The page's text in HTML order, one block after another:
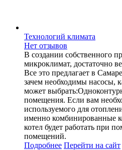
Технологий климата
Нет отзывов
В создании собственного
микроклимат, достаточно
Все это предлагает в
зачем необходимы насосы,
может
помещения. Если вам
используемого для
именно комбинированные
котел будет работать при
помещений.
Подробнее Перейти на сайт